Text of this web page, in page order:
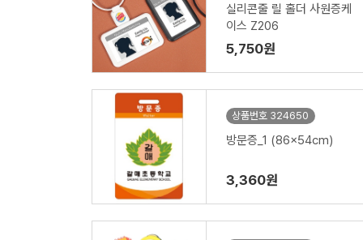
실리콘줄 릴 홀더 사원증케
이스 Z206
5,750원
상품번호 324650
방문증_1 (86x54cm)
3,360원